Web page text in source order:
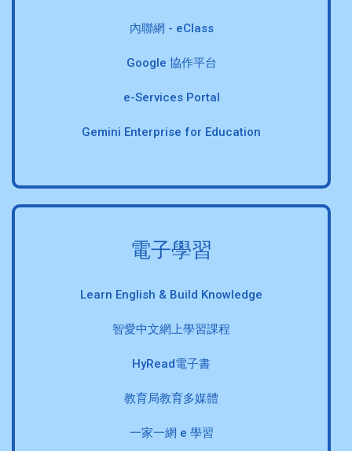
內聯網 - eClass
Google 協作平台
e-Services Portal
Gemini Enterprise for Education
電子學習
Learn English & Build Knowledge
智愛中文網上學習課程
HyRead電子書
教育局教育多媒體
一家一網 e 學習